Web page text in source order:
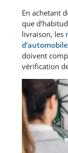
En achetant
que
livraison, les
doivent
vérification